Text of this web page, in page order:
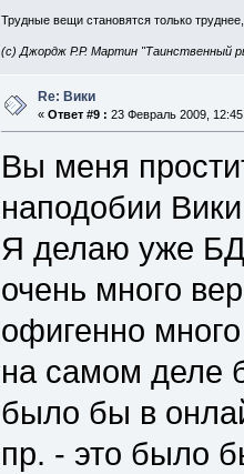
Трудные вещи становятся только
(с) Джордж Р.Р. Мартин "Таинственный
Re: Вики
« Ответ #9 : 23 Февраль 2009,
Вы меня
наподобии
Я делаю уже БД
очень много
офигенно
на самом деле
было бы в
пр. - это было